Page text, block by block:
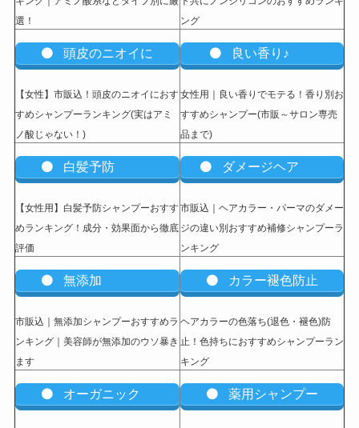
選！
ング
頭皮のニオイに
【女性】市販込 ！頭皮のニオイにおす
すめシャンプーランキング(実はアミ
ノ酸じゃない！)
良い香り♪
女性用｜良い香りでモテる！香り別お
すすめシャンプー(市販～サロン専売
品まで)
白髪予防
【女性用】白髪予防シャンプーおすす
めランキング！成分・効果面から徹底
評価
ダメージヘア
市販込｜ヘアカラー・パーマのダメー
ジの違い別おすすめ補修シャンプーラ
ンキング
無添加
市販込｜無添加シャンプーおすすめラ
ンキング｜美容師が無添加のウソ暴き
ます
カラー褪色防止
ヘアカラーの色落ち(退色・褪色)防
止！色持ちにおすすめシャンプーラン
キング
オーガニック 薬用シャンプー